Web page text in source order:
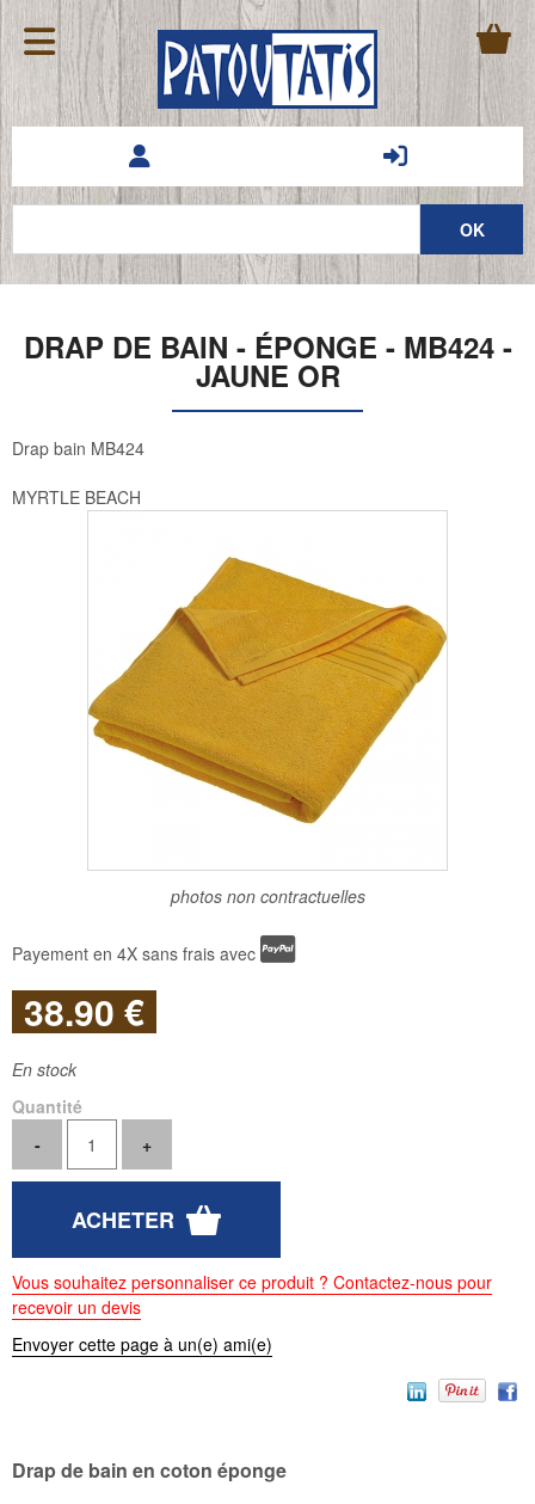
DRAP DE BAIN - ÉPONGE - MB424 -
JAUNE OR
Drap bain MB424
MYRTLE BEACH
photos non contractuelles
Payement en 4X sans frais avec
38.90 €
En stock
Quantité
Vous souhaitez personnaliser ce produit ? Contactez-nous pour
recevoir un devis
Envoyer cette page à un(e) ami(e)
Drap de bain en coton éponge